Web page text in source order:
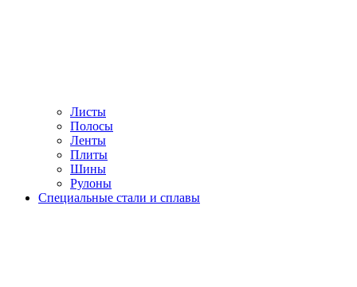
Листы
Полосы
Ленты
Плиты
Шины
Рулоны
Специальные стали и сплавы